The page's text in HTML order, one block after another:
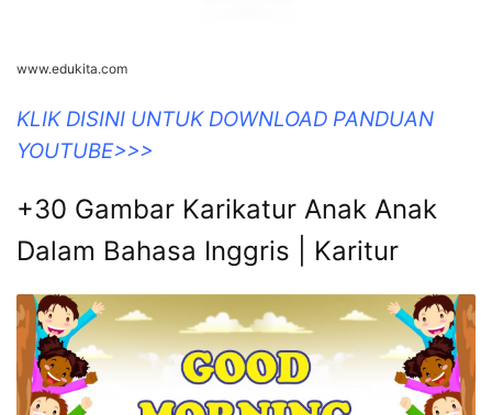
www.edukita.com
KLIK DISINI UNTUK DOWNLOAD PANDUAN
YOUTUBE>>>
+30 Gambar Karikatur Anak Anak
Dalam Bahasa Inggris | Karitur